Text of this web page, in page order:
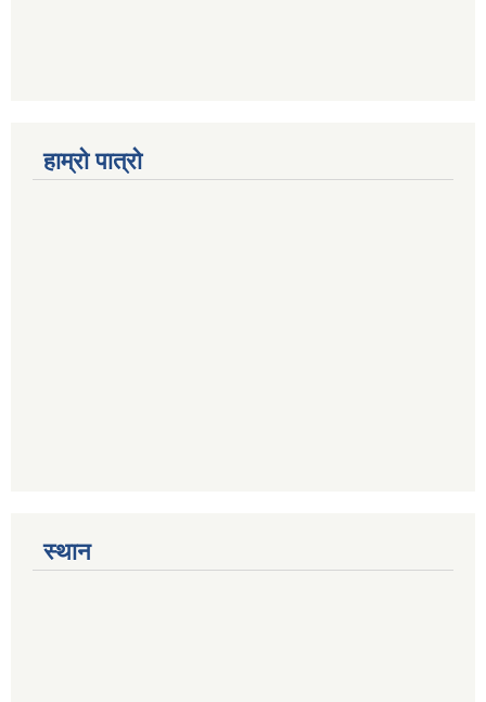
हाम्रो पात्रो
स्थान